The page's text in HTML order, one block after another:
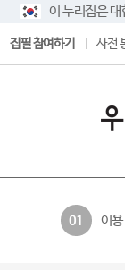
이 누리집은
집필 참여하기 사전
01 이용